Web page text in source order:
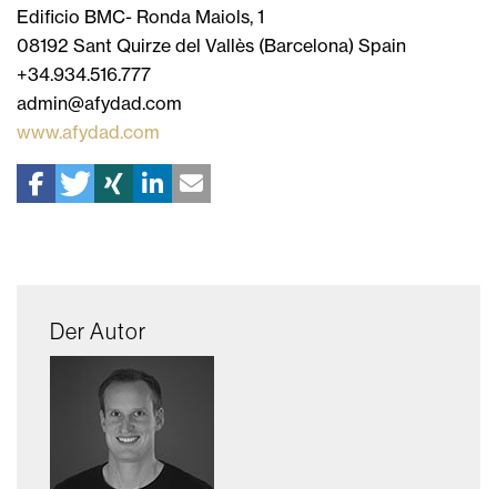
Edificio BMC- Ronda Maiols, 1
08192 Sant Quirze del Vallès (Barcelona) Spain
+34.934.516.777
admin@afydad.com
www.afydad.com
Der Autor